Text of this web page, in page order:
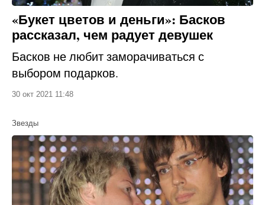
«Букет цветов и деньги»: Басков
рассказал, чем радует девушек
Басков не любит заморачиваться с
выбором подарков.
30 окт 2021 11:48
Звезды